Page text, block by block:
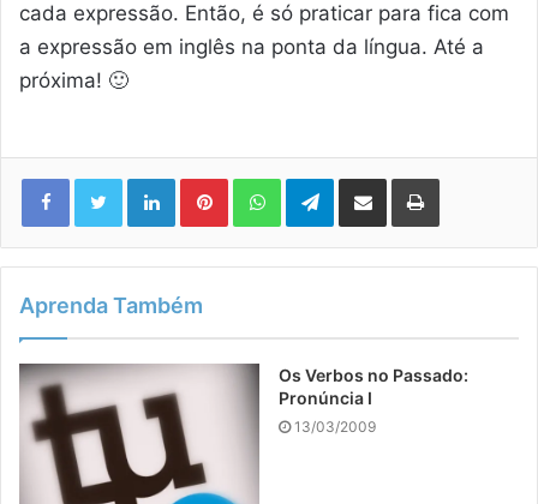
cada expressão. Então, é só praticar para fica com
a expressão em inglês na ponta da língua. Até a
próxima! 🙂
LinkedinPinterestWhatsAppTelegram
Compartilhar via e-mail Imprimir
Aprenda Também
Os Verbos no Passado:
Pronúncia I
13/03/2009